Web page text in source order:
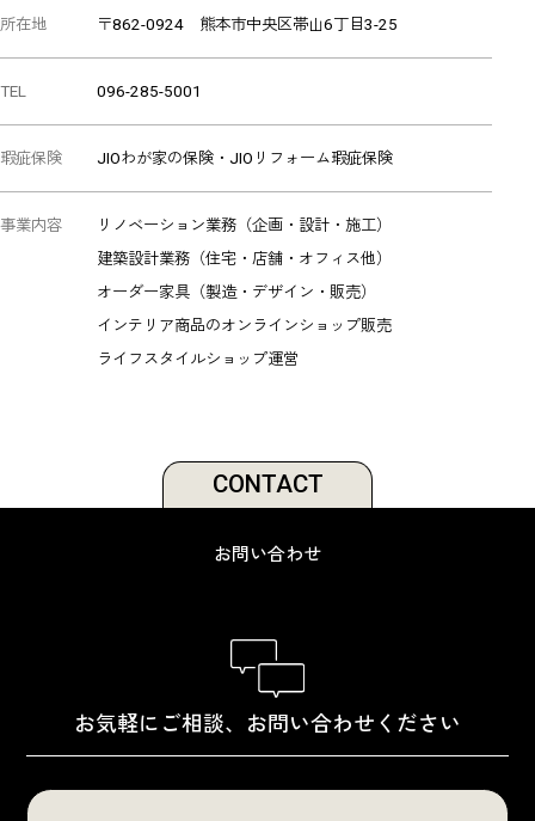
所在地 〒862-0924 熊本市中央区帯山6丁目3-25
TEL 096-285-5001
瑕疵保険 JIOわが家の保険・JIOリフォーム瑕疵保険
事業内容
リノベーション業務（企画・設計・施工）
建築設計業務（住宅・店舗・オフィス他）
オーダー家具（製造・デザイン・販売）
インテリア商品のオンラインショップ販売
ライフスタイルショップ運営
CONTACT
お問い合わせ
お気軽にご相談、お問い合わせください